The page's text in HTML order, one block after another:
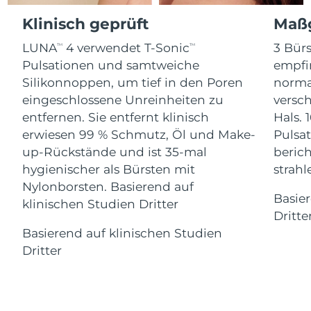
Klinisch geprüft
LUNATM 4 verwendet T-SonicTM
Pulsationen und samtweiche
Silikonnoppen, um tief in den Poren
eingeschlossene Unreinheiten zu
entfernen. Sie entfernt klinisch
erwiesen 99 % Schmutz, Öl und Make-
up-Rückstände und ist 35-mal
hygienischer als Bürsten mit
Nylonborsten. Basierend auf
klinischen Studien Dritter
Basierend auf klinischen Studien
Dritter
3
Hals.
For healthy hair
Kosmetik
Kaufe alles
FOREO APP
ÜBER
Isle of Man 8/10/26
Israel Erwartete Lieferung 8/12/26
Italien Erwartete Lieferung
Japan Erwartete Lieferung
Jersey Erwartete Lieferung 8/13/26
Kasachstan Erwartete Lieferung
8/8/26
Lettland